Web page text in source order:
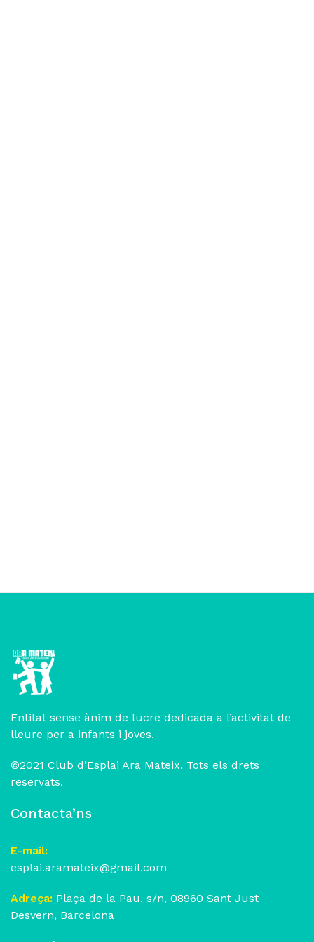
Entitat sense ànim de lucre dedicada a l’activitat de
lleure per a infants i joves.
©2021 Club d’Esplai Ara Mateix. Tots els drets
reservats.
Contacta’ns
E-mail:
esplai.aramateix@gmail.com
Adreça: Plaça de la Pau, s/n, 08960 Sant Just
Desvern, Barcelona